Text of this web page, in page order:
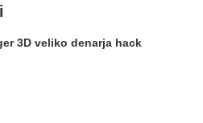
3D veliko denarja hack